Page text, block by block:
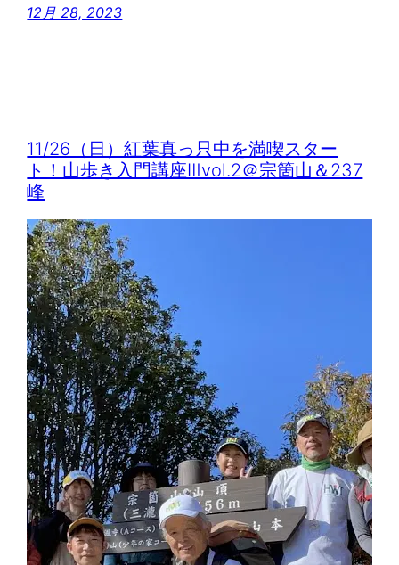
12月 28, 2023
11/26（日）紅葉真っ只中を満喫スター
ト！山歩き入門講座Ⅲvol.2＠宗箇山＆237
峰